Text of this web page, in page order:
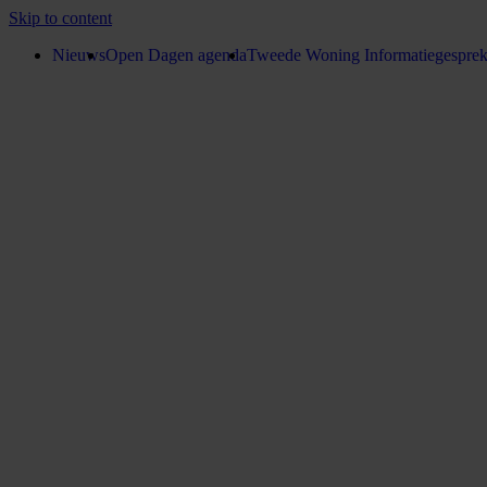
Skip to content
NieuwsOpen Dagen agendaTweede Woning Informatiegesprek